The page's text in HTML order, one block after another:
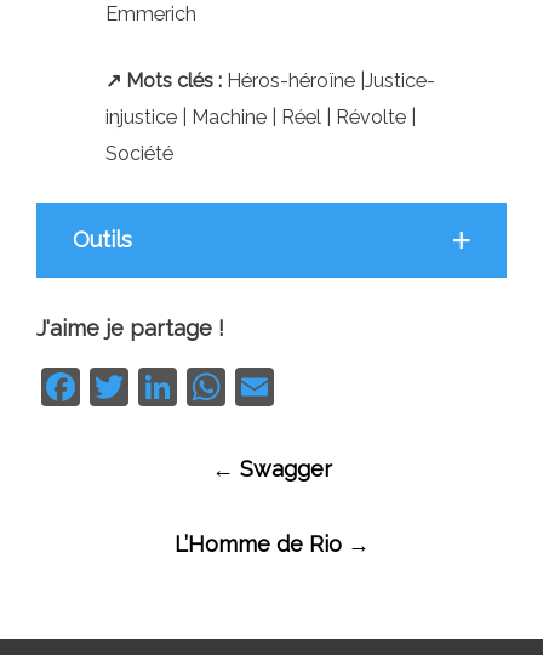
Emmerich
↗ Mots clés : Héros-héroïne |Justice-
injustice | Machine | Réel | Révolte |
Société
Outils
J'aime je partage !
Facebook
Twitter
LinkedIn
WhatsApp
← Swagger
L’Homme de Rio →